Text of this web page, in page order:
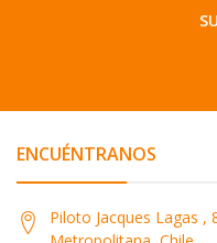
ENCUÉNTRANOS
Piloto Jacques Lagas ,